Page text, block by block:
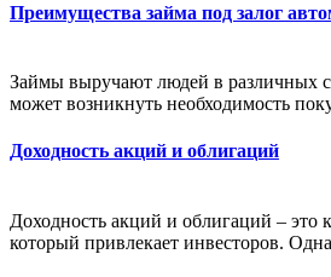
Преимущества займа под залог
Займы выручают людей в различных
может возникнуть необходимость
Доходность акций и облигаций
Доходность акций и облигаций – это
который привлекает инвесторов.